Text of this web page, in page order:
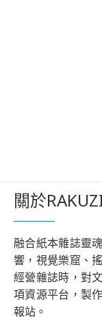
關於
融合紙本雜誌靈
響，視覺樂窟、
經營雜誌時，對
項資源平台，製
報站。